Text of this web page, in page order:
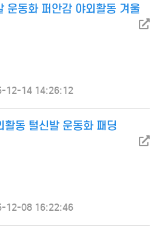
운동화 퍼안감 야외활동 겨울
12-14 14:26:12
동 털신발 운동화 패딩
12-08 16:22:46